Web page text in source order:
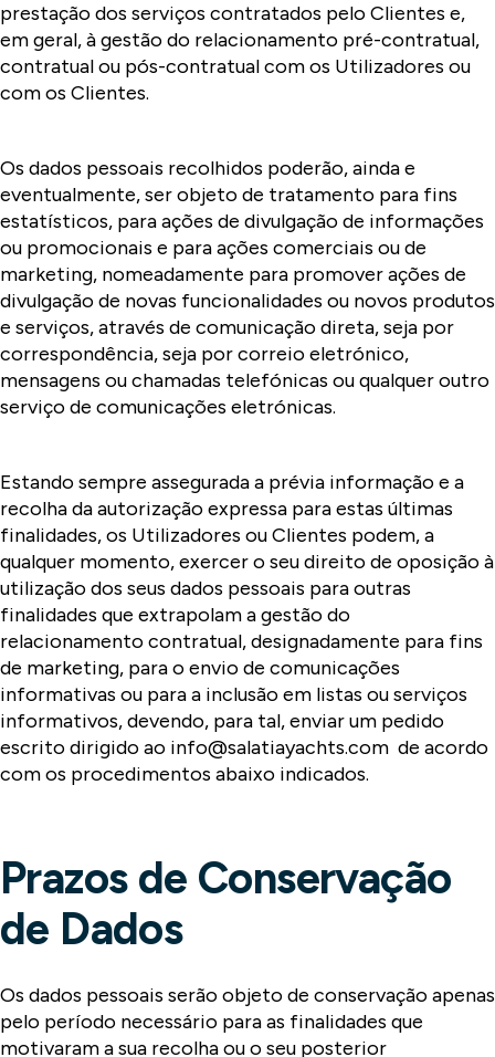
prestação dos serviços contratados pelo Clientes e,
em geral, à gestão do relacionamento pré-contratual,
contratual ou pós-contratual com os Utilizadores ou
com os Clientes.
Os dados pessoais recolhidos poderão, ainda e
eventualmente, ser objeto de tratamento para fins
estatísticos, para ações de divulgação de informações
ou promocionais e para ações comerciais ou de
marketing, nomeadamente para promover ações de
divulgação de novas funcionalidades ou novos produtos
e serviços, através de comunicação direta, seja por
correspondência, seja por correio eletrónico,
mensagens ou chamadas telefónicas ou qualquer outro
serviço de comunicações eletrónicas.
Estando sempre assegurada a prévia informação e a
recolha da autorização expressa para estas últimas
finalidades, os Utilizadores ou Clientes podem, a
qualquer momento, exercer o seu direito de oposição à
utilização dos seus dados pessoais para outras
finalidades que extrapolam a gestão do
relacionamento contratual, designadamente para fins
de marketing, para o envio de comunicações
informativas ou para a inclusão em listas ou serviços
informativos, devendo, para tal, enviar um pedido
escrito dirigido ao info@salatiayachts.com de acordo
com os procedimentos abaixo indicados.
Prazos de Conservação
de Dados
Os dados pessoais serão objeto de conservação apenas
pelo período necessário para as finalidades que
motivaram a sua recolha ou o seu posterior